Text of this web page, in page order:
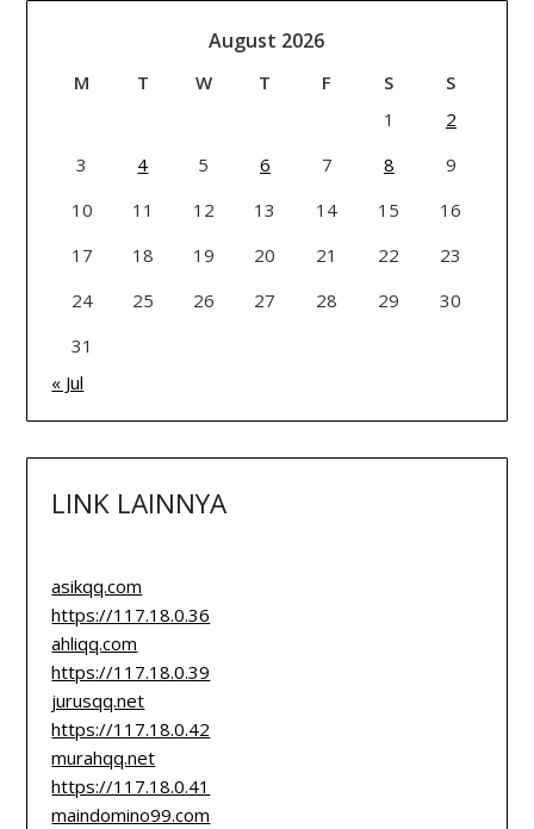
August 2026
M T W T F S
S
1
2
3
4 5 6 7 8
9
10
11 12 13 14 15
16
17
18 19 20 21 22
23
24
25 26 27 28 29
30
31
« Jul
LINK LAINNYA
asikqq.com
https://117.18.0.36
ahliqq.com
https://117.18.0.39
jurusqq.net
https://117.18.0.42
murahqq.net
https://117.18.0.41
maindomino99.com